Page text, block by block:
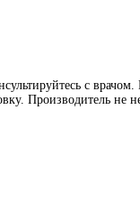
с
Производитель не